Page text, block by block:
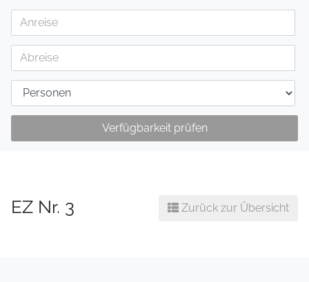
Verfügbarkeit prüfen
EZ Nr. 3 Zurück zur Übersicht